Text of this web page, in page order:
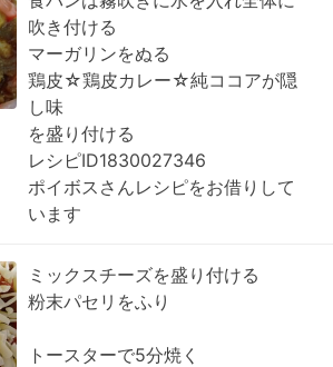
吹き付ける
マーガリンをぬる
鶏皮☆鶏皮カレー☆純ココアが隠
し味
を盛り付ける
レシピID1830027346
ポイボスさんレシピをお借りして
います
ミックスチーズを盛り付ける
粉末パセリをふり
トースターで5分焼く